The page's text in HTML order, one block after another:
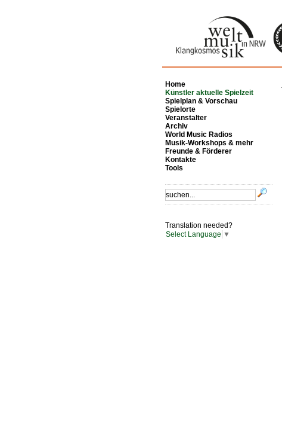
Home
Künstler aktuelle Spielzeit
Spielplan & Vorschau
Spielorte
Veranstalter
Archiv
World Music Radios
Musik-Workshops & mehr
Freunde & Förderer
Kontakte
Tools
Translation needed?
Select Language ▼